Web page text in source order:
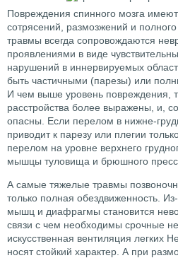
Повреждения спинного мозга
сотрясений, размозжений и
травмы всегда сопровождаются
проявлениями в виде
нарушений в иннервируемых
быть частичными (парезы) или
И чем выше уровень повреждения,
расстройства более выражены, и,
опасны. Если перелом в нижне-
приводит к парезу или плегии
перелом на уровне верхнего
мышцы туловища и брюшного
А самые тяжелые травмы
только полная обездвиженность.
мышц и диафрагмы становится
связи с чем необходимы срочные
искусственная вентиляция легких
носят стойкий характер. А при